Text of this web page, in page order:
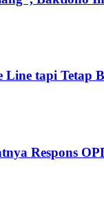
Line tapi Tetap
Respons